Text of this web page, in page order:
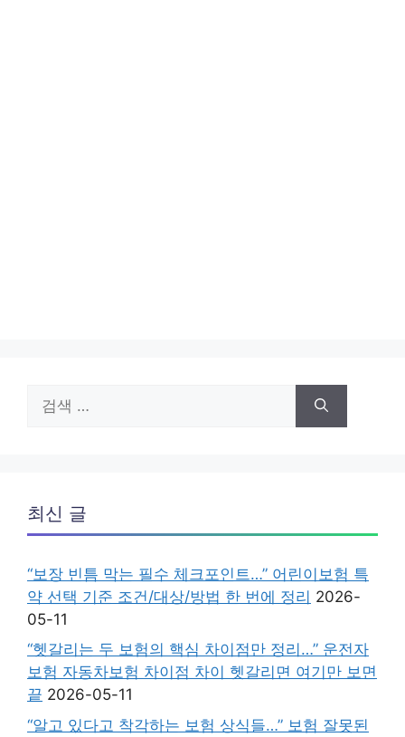
색:
최신 글
“보장 빈틈 막는 필수 체크포인트…” 어린이보험 특
약 선택 기준 조건/대상/방법 한 번에 정리 2026-
05-11
“헷갈리는 두 보험의 핵심 차이점만 정리…” 운전자
보험 자동차보험 차이점 차이 헷갈리면 여기만 보면
끝 2026-05-11
“알고 있다고 착각하는 보험 상식들…” 보험 잘못된